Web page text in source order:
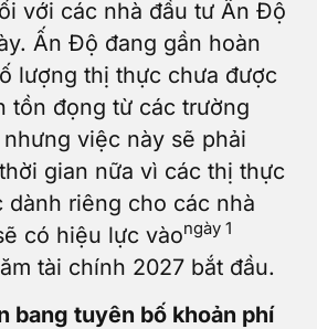
với các nhà đầu tư Ấn Độ
Ấn Độ đang gần hoàn
lượng thị thực chưa được
tồn đọng từ các trường
việc này sẽ phải
gian nữa vì các thị thực
dành riêng cho các nhà
có hiệu lực vàongày 1
tài chính 2027 bắt đầu.
bang tuyên bố khoản phí